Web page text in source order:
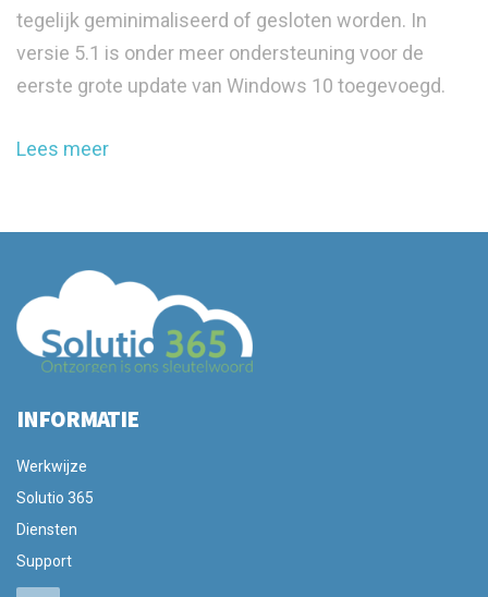
tegelijk geminimaliseerd of gesloten worden. In
versie 5.1 is onder meer ondersteuning voor de
eerste grote update van Windows 10 toegevoegd.
Lees meer
INFORMATIE
Werkwijze
Solutio 365
Diensten
Support